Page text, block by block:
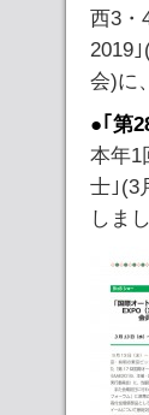
西3・
2019
会)に
●｢第
本年1
士｣(3
しま